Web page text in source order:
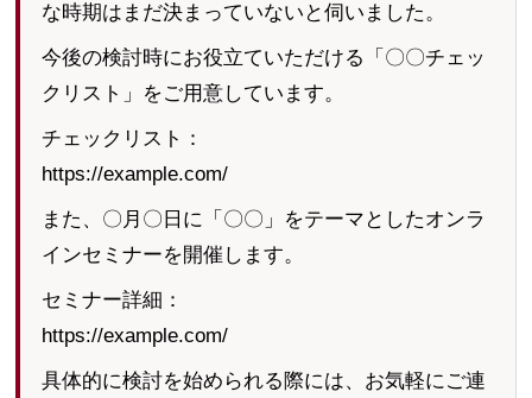
な時期はまだ決まっていないと伺いました。
今後の検討時にお役立ていただける「〇〇チェッ
クリスト」をご用意しています。
チェックリスト：
https://example.com/
また、〇月〇日に「〇〇」をテーマとしたオンラ
インセミナーを開催します。
セミナー詳細：
https://example.com/
具体的に検討を始められる際には、お気軽にご連